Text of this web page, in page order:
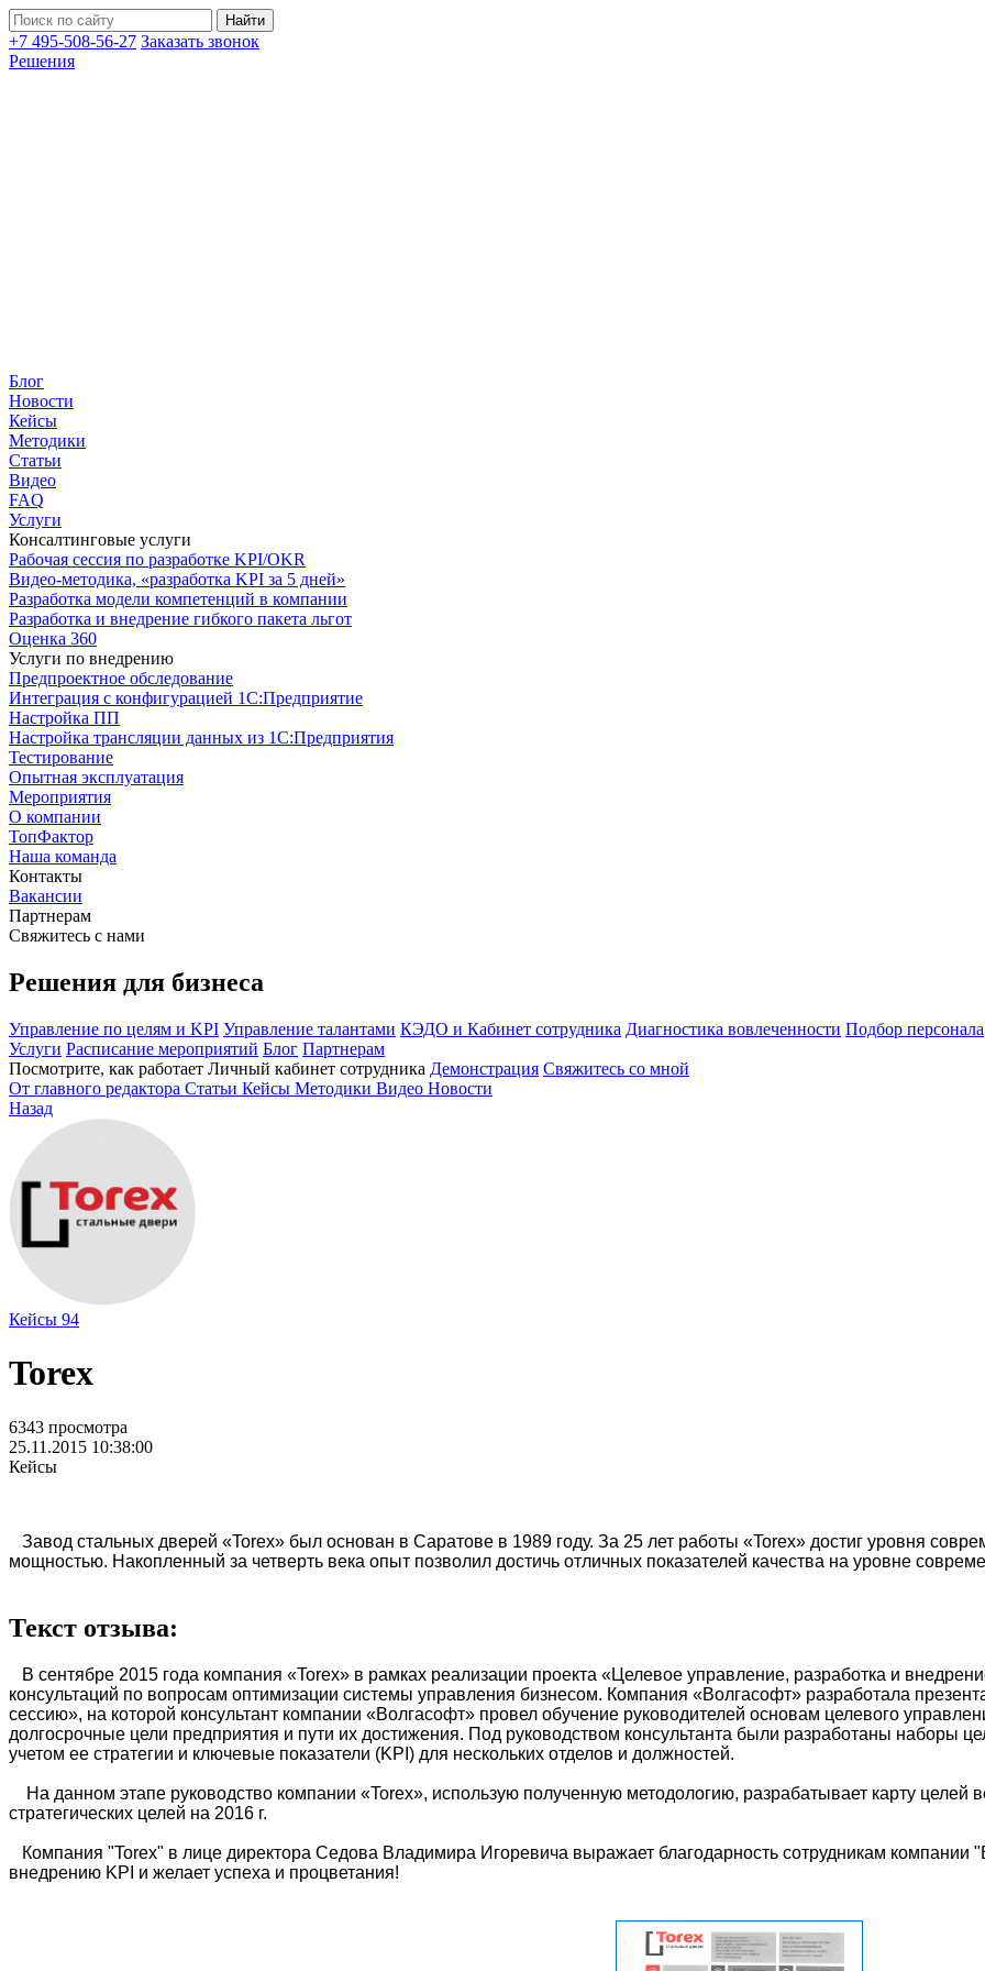
+7 495-508-56-27 Заказать звонок
Решения
Блог
Новости
Кейсы
Методики
Статьи
Видео
FAQ
Услуги
Консалтинговые услуги
Рабочая сессия по разработке KPI/OKR
Видео-методика, «разработка KPI за 5 дней»
Разработка модели компетенций в компании
Разработка и внедрение гибкого пакета льгот
Оценка 360
Услуги по внедрению
Предпроектное обследование
Интеграция с конфигурацией 1С:Предприятие
Настройка ПП
Настройка трансляции данных из 1С:Предприятия
Тестирование
Опытная эксплуатация
Мероприятия
О компании
ТопФактор
Наша команда
Контакты
Вакансии
Партнерам
Свяжитесь с нами
Решения для бизнеса
Управление по целям и KPI Управление талантами КЭДО и Кабинет сотрудника Диагностика вовлеченности Подбор персонала
Услуги Расписание мероприятий Блог Партнерам
Посмотрите, как работает Личный кабинет сотрудника Демонстрация Свяжитесь со мной
От главного редактора Статьи Кейсы Методики Видео Новости
Назад
Кейсы 94
Torex
6343 просмотра
25.11.2015 10:38:00
Кейсы
Завод стальных дверей «Torex» был основан в Саратове в 1989 году. За 25 лет работы «Torex» достиг уровня
мощностью. Накопленный за четверть века опыт позволил достичь отличных показателей качества на уровне
Текст отзыва:
В сентябре 2015 года компания «Torex» в рамках реализации проекта «Целевое управление, разработка и
консультаций по вопросам оптимизации системы управления бизнесом. Компания «Волгасофт» разработала
сессию», на которой консультант компании «Волгасофт» провел обучение руководителей основам целевого
долгосрочные цели предприятия и пути их достижения. Под руководством консультанта были разработаны наборы
учетом ее стратегии и ключевые показатели (KPI) для нескольких отделов и должностей.
На данном этапе руководство компании «Torex», использую полученную методологию, разрабатывает карту целей
стратегических целей на 2016 г.
Компания "Torex" в лице директора Седова Владимира Игоревича выражает благодарность сотрудникам компании
внедрению KPI и желает успеха и процветания!